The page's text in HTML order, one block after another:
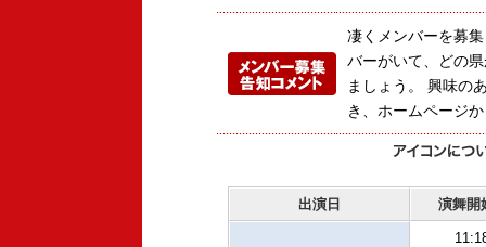
凄くメンバーを募
バーがいて、どの
ましょう。 興味の
き、ホームページ
出演日 演舞開